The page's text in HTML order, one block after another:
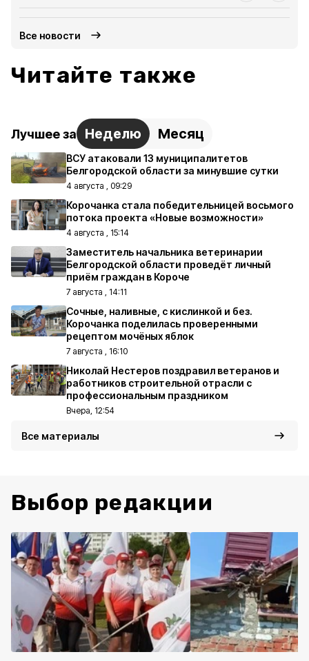
Все новости
Читайте также
Лучшее за Неделю Месяц
ВСУ атаковали 13 муниципалитетов
Белгородской области за минувшие сутки
4 августа , 09:29
Корочанка стала победительницей восьмого
потока проекта «Новые возможности»
4 августа , 15:14
Заместитель начальника ветеринарии
Белгородской области проведёт личный
приём граждан в Короче
7 августа , 14:11
Сочные, наливные, с кислинкой и без.
Корочанка поделилась проверенными
рецептом мочёных яблок
7 августа , 16:10
Николай Нестеров поздравил ветеранов и
работников строительной отрасли с
профессиональным праздником
Вчера, 12:54
Все материалы
Выбор редакции